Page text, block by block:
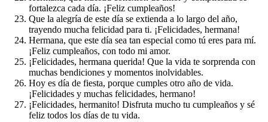
fortalezca cada día. ¡Feliz cumpleaños!
Que la alegría de este día se extienda a lo largo del año,
trayendo mucha felicidad para ti. ¡Felicidades, hermana!
Hermana, que este día sea tan especial como tú eres para mí.
¡Feliz cumpleaños, con todo mi amor.
¡Felicidades, hermana querida! Que la vida te sorprenda con
muchas bendiciones y momentos inolvidables.
Hoy es día de fiesta, porque cumples otro año de vida.
¡Felicidades y muchas felicidades, hermano!
¡Felicidades, hermanito! Disfruta mucho tu cumpleaños y sé
feliz todos los días de tu vida.